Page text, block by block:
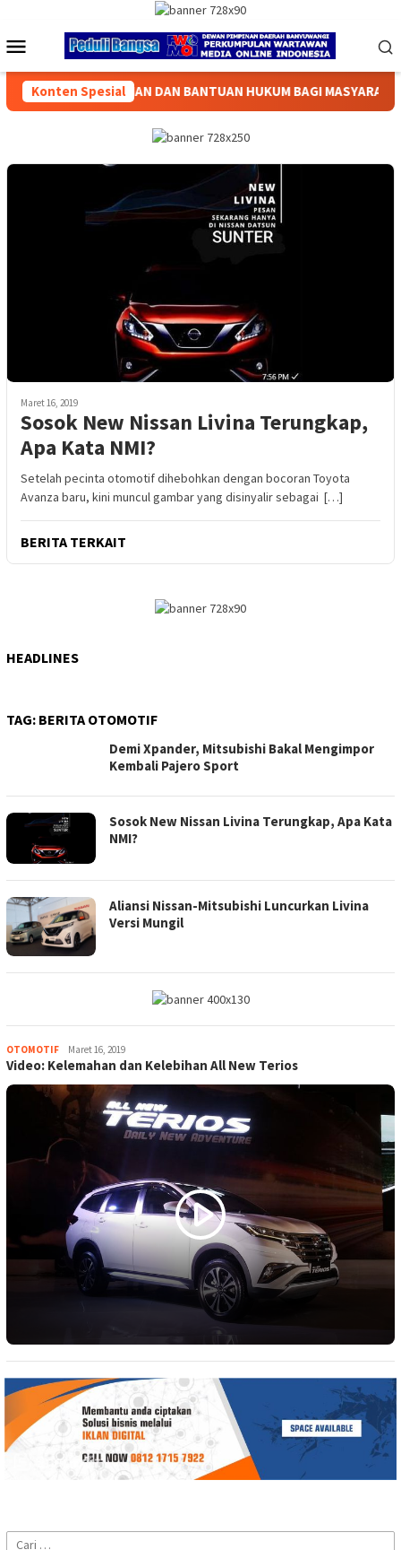
konten
Menu
Mobile
Konten Spesial
HUKUM BAGI MASYARAKAT Kakorlantas Polri Luncurkan
Maret 16, 2019
Sosok New Nissan Livina Terungkap,
Apa Kata NMI?
Setelah pecinta otomotif dihebohkan dengan bocoran Toyota
Avanza baru, kini muncul gambar yang disinyalir sebagai […]
BERITA TERKAIT
HEADLINES
TAG: BERITA OTOMOTIF
Demi Xpander, Mitsubishi Bakal Mengimpor
Kembali Pajero Sport
Sosok New Nissan Livina Terungkap, Apa Kata
NMI?
Aliansi Nissan-Mitsubishi Luncurkan Livina
Versi Mungil
OTOMOTIF Tim
Redaksi
Maret 16, 2019
Video: Kelemahan dan Kelebihan All New Terios
Cari